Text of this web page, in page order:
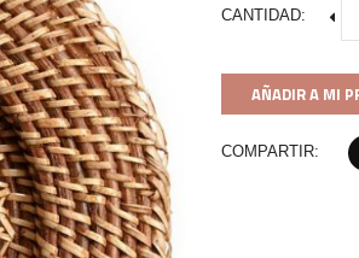
CANTIDAD:
AÑADIR A MI
COMPARTIR: